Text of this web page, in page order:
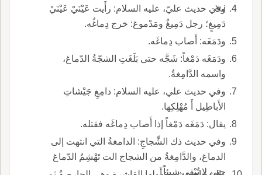
زيد.
وفي حديث عليّ، عليه السلام: رأَيت عَيْنَيْ عَيْنَيْ
دَمِيغٍ؛ رجل دَمِيغٌ ومَدْموغ: خرج دِماغُه.
ودَمَغَه: أَصاب دِماغَه.
ودَمَغَه دَمْغاً: شَجَّه حتى بَلَغَتِ الشجّةُ الدّماغ،
واسمه الدَّامِغةُ.
وفي حديث علي، عليه السلام: دامِغِ جَيْشاتِ
الأَباطِيل أَ مُهْلِكِها.
يقال: دَمَغَه دَمْغاً إذا أَصاب دِماغَه فقتله.
وفي حديث ذك الشِّجاجِ: الدامغةُ التي انتهت إلى
الدماغ، والدَّامِغةُ من الشجاج الت تَهْشِمُ الدّماغ
حتى لا تُبْقي شيئاً.